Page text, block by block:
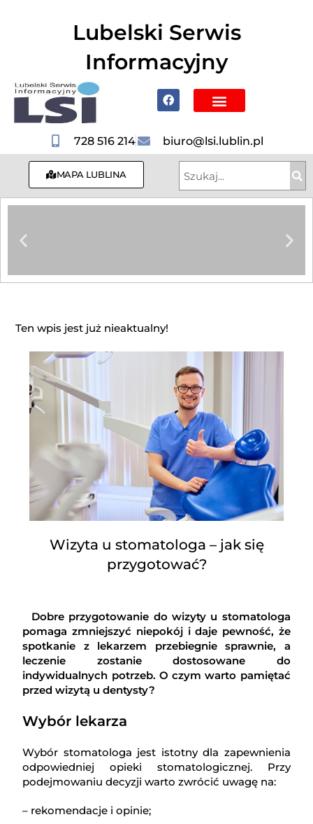
Lubelski Serwis
Informacyjny
728 516 214 biuro@lsi.lublin.pl
MAPA LUBLINA
Ten wpis jest już nieaktualny!
Wizyta u stomatologa – jak się
przygotować?
Dobre przygotowanie do wizyty u stomatologa
pomaga zmniejszyć niepokój i daje pewność, że
spotkanie z lekarzem przebiegnie sprawnie, a
leczenie zostanie dostosowane do
indywidualnych potrzeb. O czym warto pamiętać
przed wizytą u dentysty?
Wybór lekarza
Wybór stomatologa jest istotny dla zapewnienia
odpowiedniej opieki stomatologicznej. Przy
podejmowaniu decyzji warto zwrócić uwagę na:
– rekomendacje i opinie;